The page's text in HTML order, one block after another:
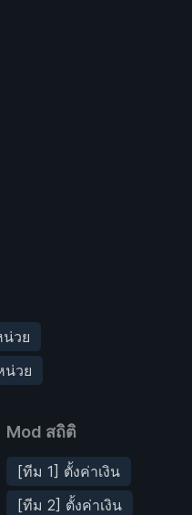
วย
น่วย
Mod สถิติ
[ทีม 1] ตั้งค่าเงิน
[ทีม 2] ตั้งค่าเงิน